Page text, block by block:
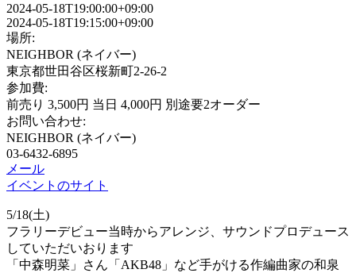
2024-05-18T19:00:00+09:00
2024-05-18T19:15:00+09:00
場所:
NEIGHBOR (ネイバー)
東京都世田谷区桜新町2-26-2
参加費:
前売り 3,500円 当日 4,000円 別途要2オーダー
お問い合わせ:
NEIGHBOR (ネイバー)
03-6432-6895
メール
イベントのサイト
5/18(土)
フラリーデビュー当時からアレンジ、サウンドプロデュース
していただいおります
「中森明菜」さん「AKB48」など手がける作編曲家の和泉